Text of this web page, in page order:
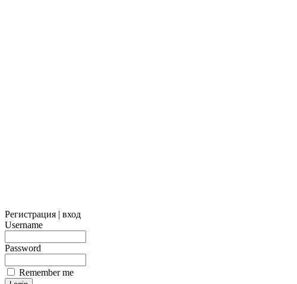
Регистрация | вход
Username
Password
Remember me